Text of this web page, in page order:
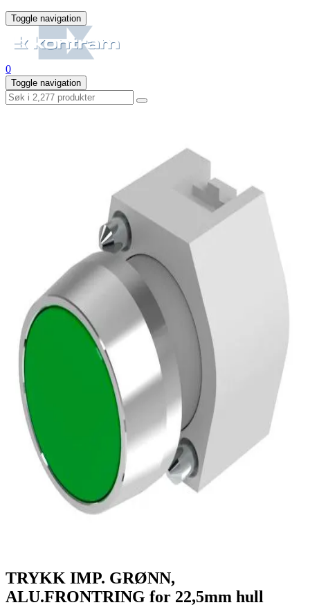
Toggle navigation
0
Toggle navigation
TRYKK IMP. GRØNN,
ALU.FRONTRING for 22,5mm hull